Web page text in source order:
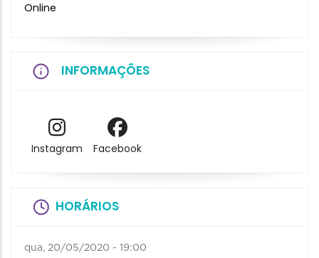
Online
INFORMAÇÕES
Instagram Facebook
HORÁRIOS
qua, 20/05/2020 - 19:00